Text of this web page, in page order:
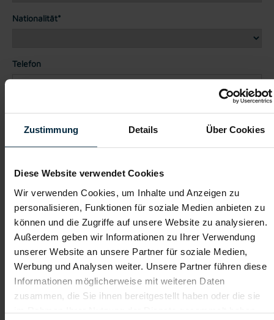
Zustimmung Details Über Cookies
Diese Website verwendet Cookies
Wir verwenden Cookies, um Inhalte und Anzeigen zu
personalisieren, Funktionen für soziale Medien anbieten zu
können und die Zugriffe auf unsere Website zu analysieren.
Außerdem geben wir Informationen zu Ihrer Verwendung
unserer Website an unsere Partner für soziale Medien,
Werbung und Analysen weiter. Unsere Partner führen diese
Informationen möglicherweise mit weiteren Daten
zusammen, die Sie ihnen bereitgestellt haben oder die sie
Nationalität*
Telefon
Lebenslauf
Bewerbungsschreiben
Empfehlungschreiben / Zeugnisse
Datei 4